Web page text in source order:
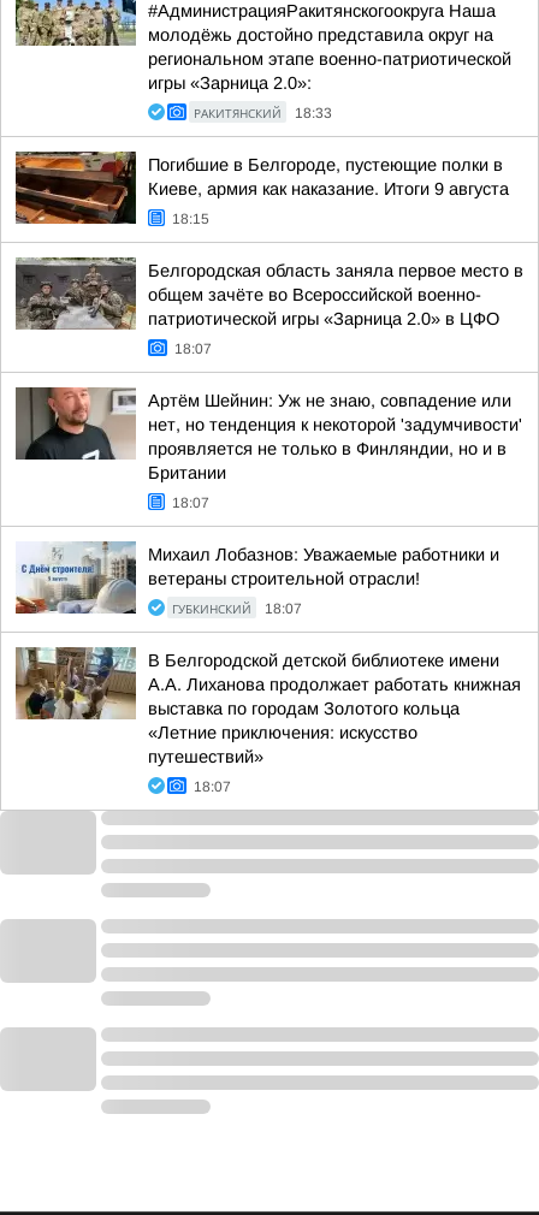
#АдминистрацияРакитянскогоокруга Наша
молодёжь достойно представила округ на
региональном этапе военно-патриотической
игры «Зарница 2.0»:
РАКИТЯНСКИЙ 18:33
Погибшие в Белгороде, пустеющие полки в
Киеве, армия как наказание. Итоги 9 августа
18:15
Белгородская область заняла первое место в
общем зачёте во Всероссийской военно-
патриотической игры «Зарница 2.0» в ЦФО
18:07
Артём Шейнин: Уж не знаю, совпадение или
нет, но тенденция к некоторой 'задумчивости'
проявляется не только в Финляндии, но и в
Британии
18:07
Михаил Лобазнов: Уважаемые работники и
ветераны строительной отрасли!
ГУБКИНСКИЙ 18:07
В Белгородской детской библиотеке имени
А.А. Лиханова продолжает работать книжная
выставка по городам Золотого кольца
«Летние приключения: искусство
путешествий»
18:07